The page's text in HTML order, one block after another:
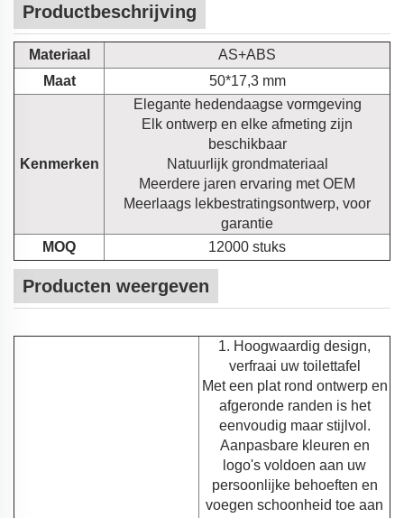
Productbeschrijving
Materiaal
AS+ABS
Maat
50*17,3 mm
Kenmerken
Elegante hedendaagse vormgeving
Elk ontwerp en elke afmeting zijn
beschikbaar
Natuurlijk grondmateriaal
Meerdere jaren ervaring met OEM
Meerlaags lekbestratingsontwerp, voor
garantie
MOQ
12000 stuks
Producten weergeven
1. Hoogwaardig design,
verfraai uw toilettafel
Met een plat rond ontwerp en
afgeronde randen is het
eenvoudig maar stijlvol.
Aanpasbare kleuren en
logo's voldoen aan uw
persoonlijke behoeften en
voegen schoonheid toe aan